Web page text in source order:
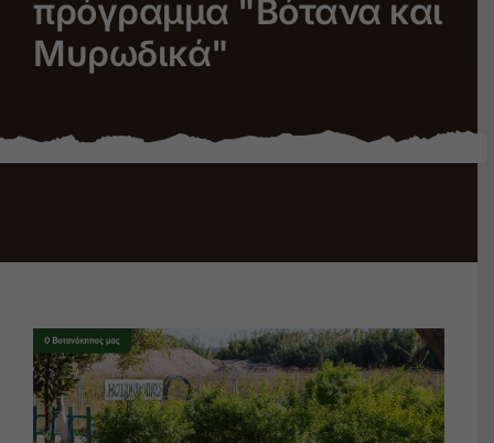
Εκπαίδευση
πρόγραμμα "Βότανα και
Μυρωδικά"